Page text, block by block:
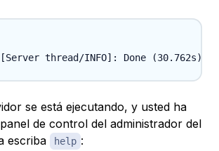
se está ejecutando, y usted ha
de control del administrador del
escriba
help :